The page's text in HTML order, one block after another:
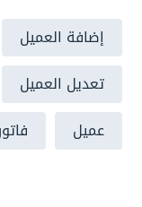
إضافة العميل
تعديل العميل
عميل